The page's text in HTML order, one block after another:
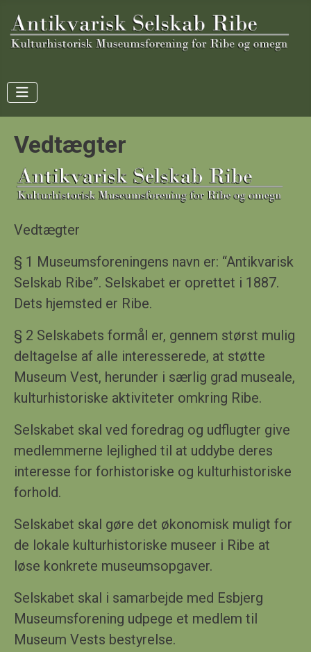
Vedtægter
Vedtægter
§ 1 Museumsforeningens navn er: “Antikvarisk
Selskab Ribe”. Selskabet er oprettet i 1887.
Dets hjemsted er Ribe.
§ 2 Selskabets formål er, gennem størst mulig
deltagelse af alle interesserede, at støtte
Museum Vest, herunder i særlig grad museale,
kulturhistoriske aktiviteter omkring Ribe.
Selskabet skal ved foredrag og udflugter give
medlemmerne lejlighed til at uddybe deres
interesse for forhistoriske og kulturhistoriske
forhold.
Selskabet skal gøre det økonomisk muligt for
de lokale kulturhistoriske museer i Ribe at
løse konkrete museumsopgaver.
Selskabet skal i samarbejde med Esbjerg
Museumsforening udpege et medlem til
Museum Vests bestyrelse.